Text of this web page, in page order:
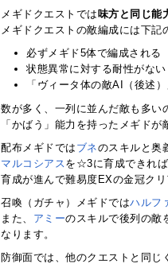
メギドクエストでは味方と同じ能
メギドクエストの敵編成には下記
必ずメギド5体で編成される
状態異常に対する耐性がない
「ヴィータ体の敵AI（後述
数が多く、一列に並んだ敵も多い
「かばう」能力を持ったメギド
配布メギドでは ブネのスキルと奥
マルコシアス を☆3に育成できれば
育成が進んで難易度EXの金冠クリ
召喚（ガチャ）メギドではハルフ
また、 アミーのスキルで後列の敵
なります。
防御面では、他のクエストと同じ